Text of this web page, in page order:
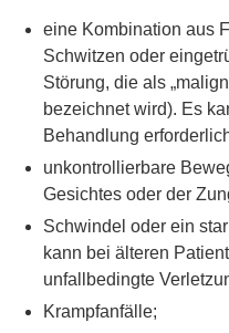
eine Kombination aus
Schwitzen oder
Störung, die als
bezeichnet wird). Es
Behandlung
unkontrollierbare
Gesichtes oder der
Schwindel oder ein
kann bei älteren
unfallbedingte
Krampfanfälle;